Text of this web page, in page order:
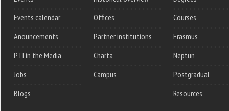
Events calendar
Anouncements
PTI in the Media
Jobs
Blogs
Offices
Partner institutions
Charta
Campus
Courses
Erasmus
Neptun
Postgradual
Resources